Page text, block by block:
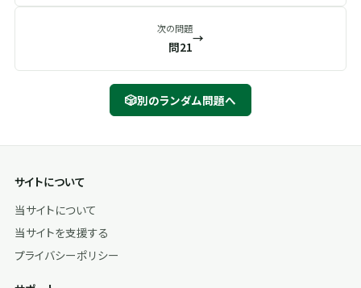
次の問題
問21
→
🎲別のランダム問題へ
サイトについて
当サイトについて
当サイトを支援する
プライバシーポリシー